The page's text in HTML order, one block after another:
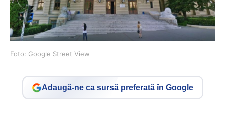
Foto: Google Street View
Adaugă-ne ca sursă preferată în Google